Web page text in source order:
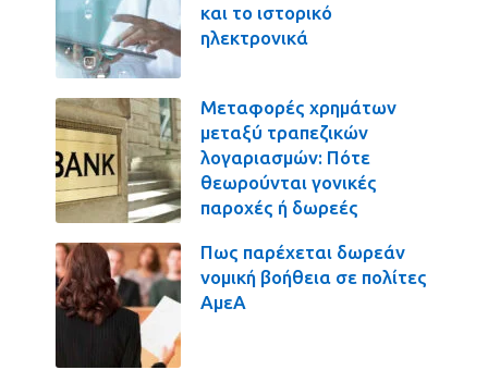
και το ιστορικό
ηλεκτρονικά
Μεταφορές χρημάτων
μεταξύ τραπεζικών
λογαριασμών: Πότε
θεωρούνται γονικές
παροχές ή δωρεές
Πως παρέχεται δωρεάν
νομική βοήθεια σε πολίτες
ΑμεΑ